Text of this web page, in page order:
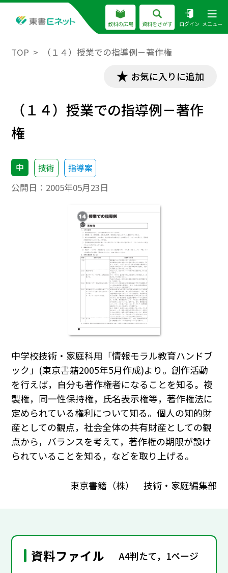
教科の広場 資料をさがす ログイン メニュー
TOP （１４）授業での指導例－著作権
お気に入りに追加
（１４）授業での指導例－著作
権
中 技術 指導案
公開日： 2005年05月23日
中学校技術・家庭科用「情報モラル教育ハンドブ
ック」(東京書籍2005年5月作成)より。創作活動
を行えば，自分も著作権者になることを知る。複
製権，同一性保持権，氏名表示権等，著作権法に
定められている権利について知る。個人の知的財
産としての観点，社会全体の共有財産としての観
点から，バランスを考えて，著作権の期限が設け
られていることを知る，などを取り上げる。
東京書籍（株） 技術・家庭編集部
資料ファイル A4判たて，1ページ